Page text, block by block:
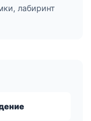
лабиринт